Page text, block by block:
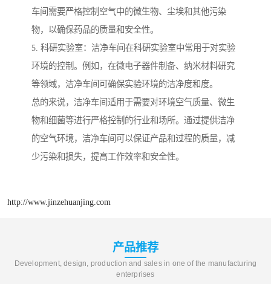
车间需要严格控制空气中的微生物、尘埃和其他污染
物，以确保药品的质量和安全性。
5. 科研实验室：洁净车间在科研实验室中常用于对实验
环境的控制。例如，在微电子器件制备、纳米材料研究
等领域，洁净车间可确保实验环境的洁净度和度。
总的来说，洁净车间适用于需要对环境空气质量、微生
物和细菌等进行严格控制的行业和场所。通过提供洁净
的空气环境，洁净车间可以保证产品和过程的质量，减
少污染和损失，提高工作效率和安全性。
http://www.jinzehuanjing.com
产品推荐
Development, design, production and sales in one of the manufacturing
enterprises